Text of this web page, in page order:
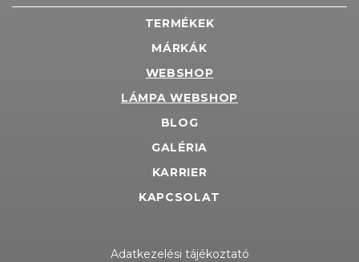
TERMÉKEK
MÁRKÁK
WEBSHOP
LÁMPA WEBSHOP
BLOG
GALÉRIA
KARRIER
KAPCSOLAT
Adatkezelési tájékoztató